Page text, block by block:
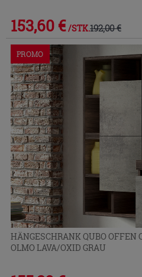
153,60 € /STK.192,00 €
PROMO
HÄNGESCHRANK QUBO OFFEN
OLMO LAVA/OXID GRAU